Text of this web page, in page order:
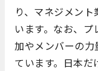
り、マネジメン
います。なお、
加やメンバーの
ています。日本だ